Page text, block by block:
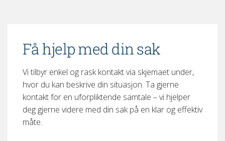
Få hjelp med din sak
Vi tilbyr enkel og rask kontakt via skjemaet under,
hvor du kan beskrive din situasjon. Ta gjerne
kontakt for en uforpliktende samtale – vi hjelper
deg gjerne videre med din sak på en klar og effektiv
måte.